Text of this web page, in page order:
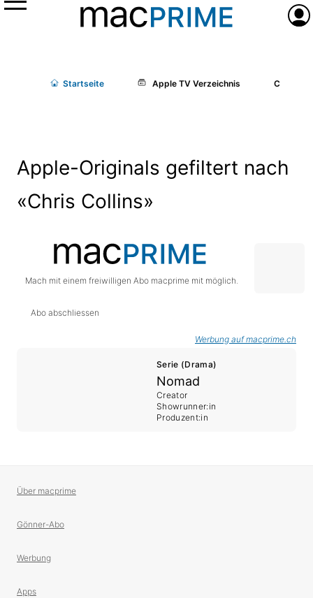
Menü
Startseite Apple TV Verzeichnis Cast/
Apple-Originals gefiltert nach
«Chris Collins»
Mach mit einem freiwilligen Abo macprime mit möglich.
Abo abschliessen
Werbung auf macprime.ch
Serie (Drama)
Nomad
Creator
Showrunner:in
Produzent:in
Über macprime
Gönner-Abo
Werbung
Apps